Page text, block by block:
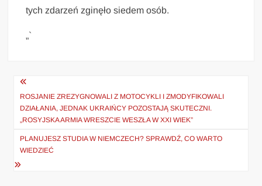
tych zdarzeń zginęło siedem osób.
„`
Nawigacja
wpisu
ROSJANIE ZREZYGNOWALI Z MOTOCYKLI I ZMODYFIKOWALI
DZIAŁANIA, JEDNAK UKRAIŃCY POZOSTAJĄ SKUTECZNI.
„ROSYJSKA ARMIA WRESZCIE WESZŁA W XXI WIEK”
PLANUJESZ STUDIA W NIEMCZECH? SPRAWDŹ, CO WARTO
WIEDZIEĆ